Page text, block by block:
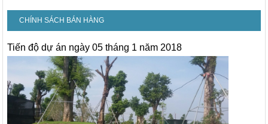
CHÍNH SÁCH BÁN HÀNG
Tiến độ dự án ngày 05 tháng 1 năm 2018